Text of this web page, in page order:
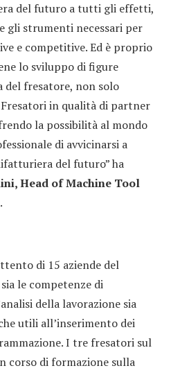
del futuro a tutti gli effetti,
gli strumenti necessari per
e competitive. Ed è proprio
lo sviluppo di figure
del fresatore, non solo
in qualità di partner
la possibilità al mondo
di avvicinarsi a
del futuro” ha
Head of Machine Tool
.
di 15 aziende del
le competenze di
della lavorazione sia
utili all’inserimento dei
I tre fresatori sul
corso di formazione sulla